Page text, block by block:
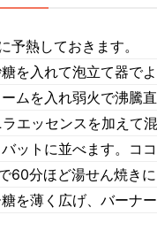
熱しておきます。
を入れて泡立て器で
ムを入れ弱火で沸騰直
エッセンスを加えて
ットに並べます。コ
分ほど湯せん焼きに
を薄く広げ、バーナ